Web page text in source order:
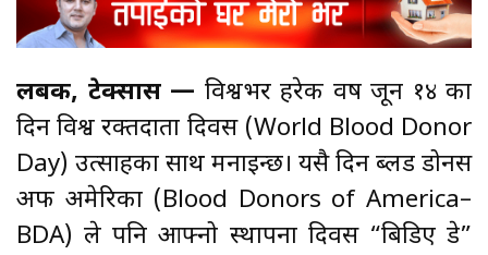
लबक, टेक्सास — विश्वभर हरेक वर्ष जून १४ का
दिन विश्व रक्तदाता दिवस (World Blood Donor
Day) उत्साहका साथ मनाइन्छ। यसै दिन ब्लड डोनर्स
अफ अमेरिका (Blood Donors of America–
BDA) ले पनि आफ्नो स्थापना दिवस “बिडिए डे”